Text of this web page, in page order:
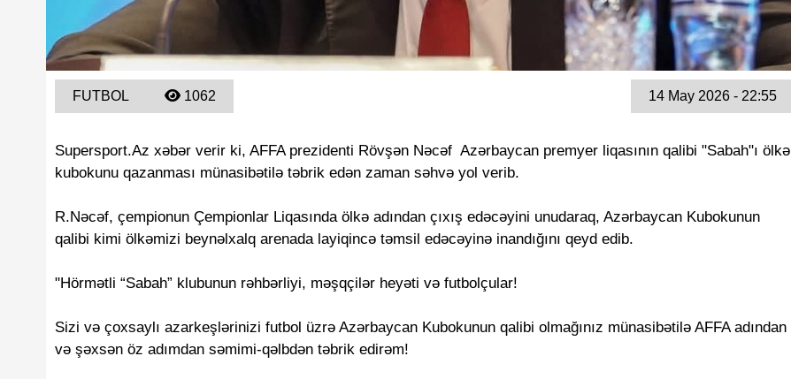
FUTBOL 1062 14 May 2026 - 22:55
Supersport.Az xəbər verir ki, AFFA prezidenti Rövşən Nəcəf Azərbaycan premyer liqasının qalibi "Sabah"ı ölkə
kubokunu qazanması münasibətilə təbrik edən zaman səhvə yol verib.
R.Nəcəf, çempionun Çempionlar Liqasında ölkə adından çıxış edəcəyini unudaraq, Azərbaycan Kubokunun
qalibi kimi ölkəmizi beynəlxalq arenada layiqincə təmsil edəcəyinə inandığını qeyd edib.
"Hörmətli “Sabah” klubunun rəhbərliyi, məşqçilər heyəti və futbolçular!
Sizi və çoxsaylı azarkeşlərinizi futbol üzrə Azərbaycan Kubokunun qalibi olmağınız münasibətilə AFFA adından
və şəxsən öz adımdan səmimi-qəlbdən təbrik edirəm!